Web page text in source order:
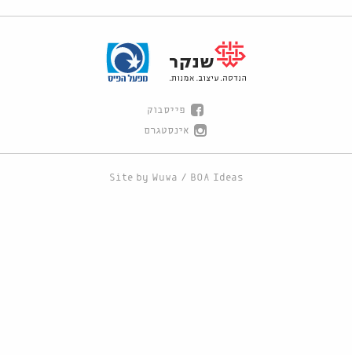
פייסבוק
אינסטגרם
Site by Wuwa / BOA Ideas